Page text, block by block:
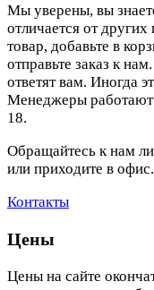
Мы уверены, вы
отличается от
товар, добавьте в
отправьте заказ к
ответят вам. Иногда
Менеджеры работают
18.
Обращайтесь к нам
или приходите в офис.
Контакты
Цены
Цены на сайте